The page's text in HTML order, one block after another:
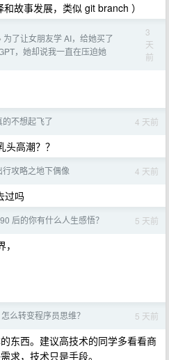
故事发展，类似 git branch ）
› 为了让女朋友学 AI，给她买了
，她却说我一直在压迫她
3
天
前
的不想起飞了 4 天前
高潮？？
行攻略之地下偶像 4 天前
过吗
90 后的你有什么人生感悟？ 5 天前
怎么转变程序员思维？ 5 天前
东西。建议高技术的同学多看看商
求，技术只是手段。